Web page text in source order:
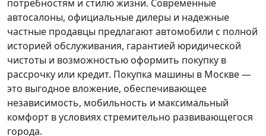
потребностям и стилю жизни. Современные
автосалоны, официальные дилеры и надежные
частные продавцы предлагают автомобили с полной
историей обслуживания, гарантией юридической
чистоты и возможностью оформить покупку в
рассрочку или кредит. Покупка машины в Москве —
это выгодное вложение, обеспечивающее
независимость, мобильность и максимальный
комфорт в условиях стремительно развивающегося
города.